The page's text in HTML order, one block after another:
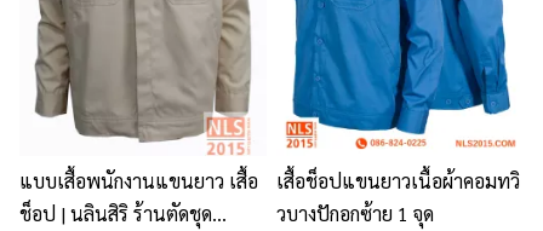
แบบเสื้อพนักงานแขนยาว เสื้อ
ช็อป | นลินสิริ ร้านตัดชุด
เสื้อช็อปแขนยาวเนื้อผ้าคอมทวิ
วบางปักอกซ้าย 1 จุด